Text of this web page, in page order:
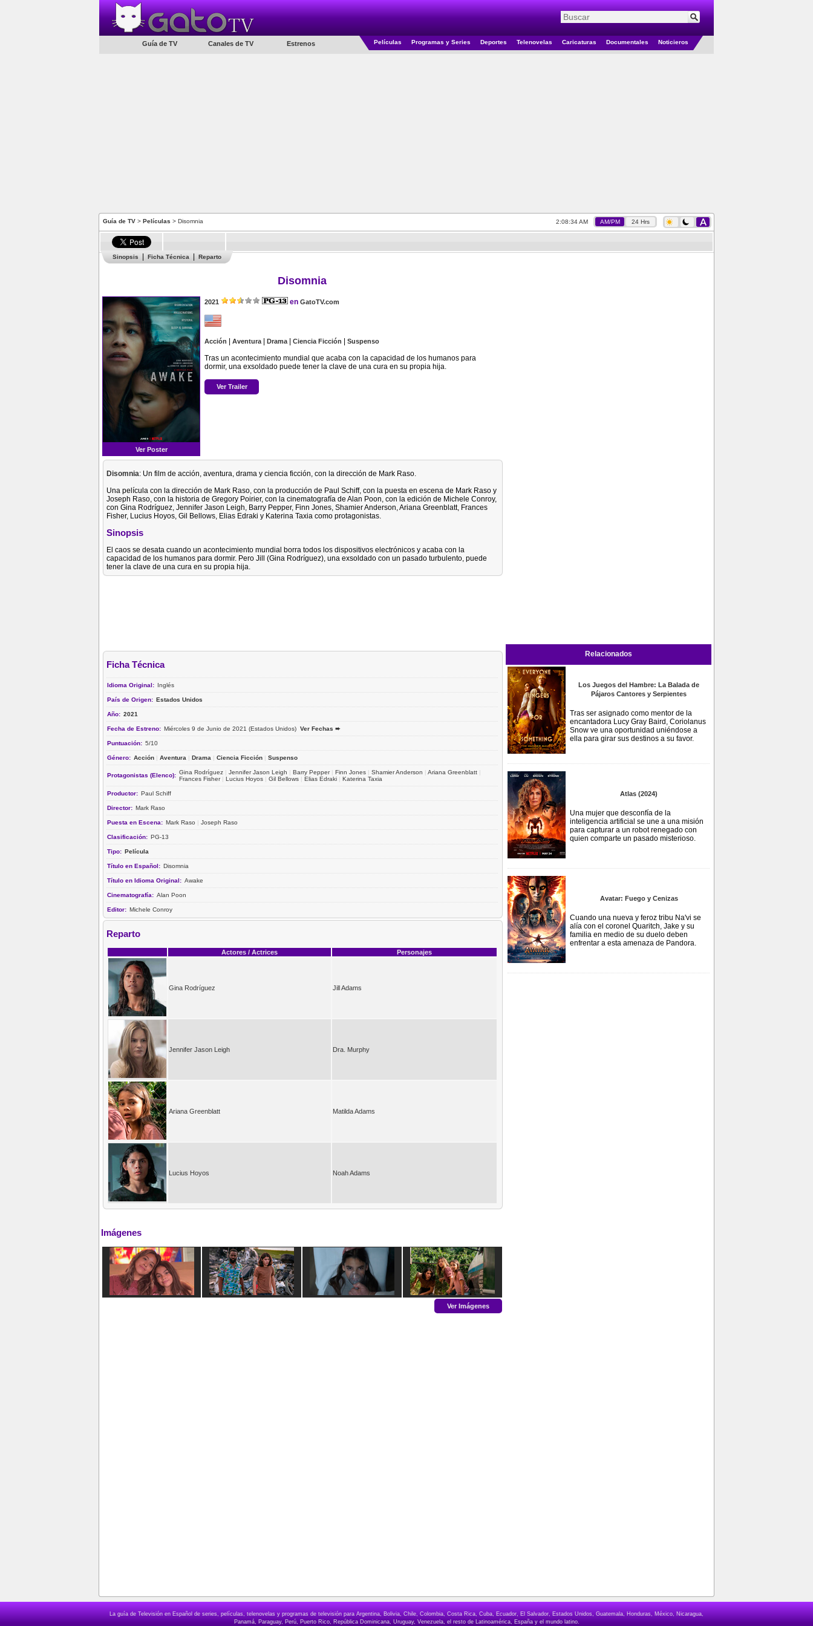
Guía de TV Canales de TV Estrenos Películas Programas y Series Deportes Telenovelas Caricaturas Documentales Noticieros
Guía de TV > Películas > Disomnia 2:08:35 AM AM/PM 24 Hrs
Sinopsis Ficha Técnica Reparto
Disomnia
Ver Poster
2021 en GatoTV.com
Acción Aventura| Drama| Ciencia Ficción Suspenso
Tras un acontecimiento mundial que acaba con la capacidad de los humanos para
dormir, una exsoldado puede tener la clave de una cura en su propia hija.
Ver Trailer
Disomnia: Un film de acción, aventura, drama y ciencia ficción, con la dirección de Mark Raso.
Una película con la dirección de Mark Raso, con la producción de Paul Schiff, con la puesta en escena de Mark Raso y
Joseph Raso, con la historia de Gregory Poirier, con la cinematografía de Alan Poon, con la edición de Michele Conroy,
con Gina Rodríguez, Jennifer Jason Leigh, Barry Pepper, Finn Jones, Shamier Anderson, Ariana Greenblatt, Frances
Fisher, Lucius Hoyos, Gil Bellows, Elias Edraki y Katerina Taxia como protagonistas.
Sinopsis
El caos se desata cuando un acontecimiento mundial borra todos los dispositivos electrónicos y acaba con la
capacidad de los humanos para dormir. Pero Jill (Gina Rodríguez), una exsoldado con un pasado turbulento, puede
tener la clave de una cura en su propia hija.
Ficha Técnica
Idioma Original: Inglés
País de Origen: Estados Unidos
Año: 2021
Fecha de Estreno: Miércoles 9 de Junio de 2021 (Estados Unidos) Ver Fechas ➨
Puntuación: 5/10
Género: Acción | Aventura | Drama | Ciencia Ficción | Suspenso
Protagonistas (Elenco): Gina Rodríguez | Jennifer Jason Leigh | Barry Pepper| Finn Jones | Shamier Anderson | Ariana Greenblatt |
Frances Fisher| Lucius Hoyos | Gil Bellows | Elias Edraki | Katerina Taxia
Productor: Paul Schiff
Director: Mark Raso
Puesta en Escena: Mark Raso | Joseph Raso
Clasificación: PG-13
Tipo: Película
Título en Español: Disomnia
Título en Idioma Original: Awake
Cinematografía: Alan Poon
Editor: Michele Conroy
Reparto
Actores / Actrices Personajes
Gina Rodríguez Jill Adams
Jennifer Jason Leigh Dra. Murphy
Ariana Greenblatt Matilda Adams
Lucius Hoyos Noah Adams
Imágenes
Ver Imágenes
Relacionados
Los Juegos del Hambre: La Balada de
Pájaros Cantores y Serpientes
Tras ser asignado como mentor de la
encantadora Lucy Gray Baird, Coriolanus
Snow ve una oportunidad uniéndose a
ella para girar sus destinos a su favor.
Atlas (2024)
Una mujer que desconfía de la
inteligencia artificial se une a una misión
para capturar a un robot renegado con
quien comparte un pasado misterioso.
Avatar: Fuego y Cenizas
Cuando una nueva y feroz tribu Na'vi se
alía con el coronel Quaritch, Jake y su
familia en medio de su duelo deben
enfrentar a esta amenaza de Pandora.
La guía de Televisión en Español de series, películas, telenovelas y programas de televisión para Argentina, Bolivia, Chile, Colombia, Costa Rica, Cuba, Ecuador, El Salvador, Estados Unidos, Guatemala, Honduras, México, Nicaragua,
Panamá, Paraguay, Perú, Puerto Rico, República Dominicana, Uruguay, Venezuela, el resto de Latinoamérica, España y el mundo latino.